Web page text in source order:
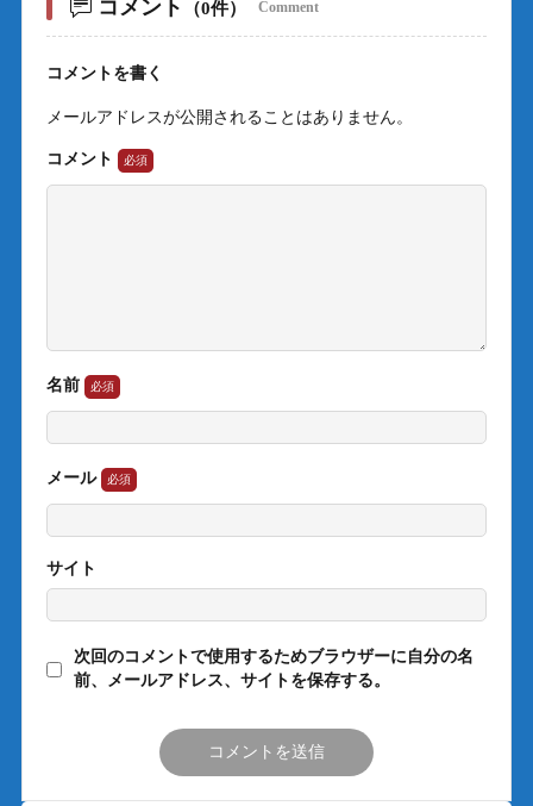
コメント （0件） Comment
コメントを書く
メールアドレスが公開されることはありません。
コメント
名前
メール
サイト
次回のコメントで使用するためブラウザーに自分の名
前、メールアドレス、サイトを保存する。